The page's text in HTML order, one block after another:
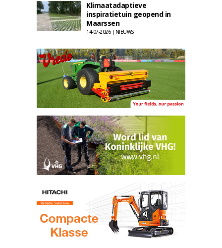
Klimaatadaptieve
inspiratietuin geopend in
Maarssen
14-07-2026 | NIEUWS